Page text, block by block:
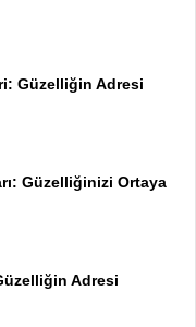
Güzelliğin Adresi
Güzelliğinizi Ortaya
Adresi